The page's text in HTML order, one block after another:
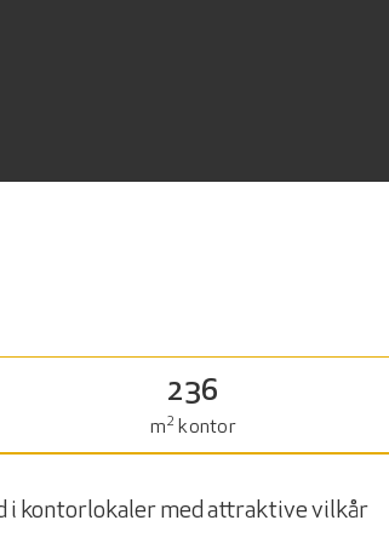
236
m2 kontor
i kontorlokaler med attraktive vilkår